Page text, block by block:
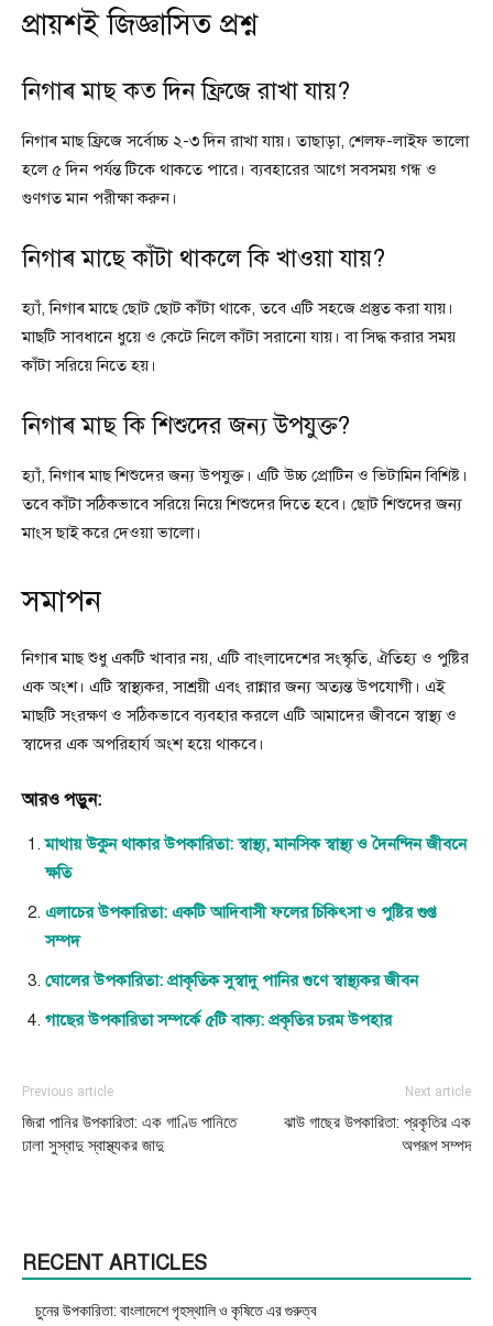
প্রায়শই জিজ্ঞাসিত প্রশ্ন
নিগাৰ মাছ কত দিন ফ্রিজে রাখা যায়?
নিগাৰ মাছ ফ্রিজে সর্বোচ্চ ২-৩ দিন রাখা যায়। তাছাড়া, শেলফ-লাইফ ভালো
হলে ৫ দিন পর্যন্ত টিকে থাকতে পারে। ব্যবহারের আগে সবসময় গন্ধ ও
গুণগত মান পরীক্ষা করুন।
নিগাৰ মাছে কাঁটা থাকলে কি খাওয়া যায়?
হ্যাঁ, নিগাৰ মাছে ছোট ছোট কাঁটা থাকে, তবে এটি সহজে প্রস্তুত করা যায়।
মাছটি সাবধানে ধুয়ে ও কেটে নিলে কাঁটা সরানো যায়। বা সিদ্ধ করার সময়
কাঁটা সরিয়ে নিতে হয়।
নিগাৰ মাছ কি শিশুদের জন্য উপযুক্ত?
হ্যাঁ, নিগাৰ মাছ শিশুদের জন্য উপযুক্ত। এটি উচ্চ প্রোটিন ও ভিটামিন বিশিষ্ট।
তবে কাঁটা সঠিকভাবে সরিয়ে নিয়ে শিশুদের দিতে হবে। ছোট শিশুদের জন্য
মাংস ছাই করে দেওয়া ভালো।
সমাপন
নিগাৰ মাছ শুধু একটি খাবার নয়, এটি বাংলাদেশের সংস্কৃতি, ঐতিহ্য ও পুষ্টির
এক অংশ। এটি স্বাস্থ্যকর, সাশ্রয়ী এবং রান্নার জন্য অত্যন্ত উপযোগী। এই
মাছটি সংরক্ষণ ও সঠিকভাবে ব্যবহার করলে এটি আমাদের জীবনে স্বাস্থ্য ও
স্বাদের এক অপরিহার্য অংশ হয়ে থাকবে।
আরও পড়ুন:
মাথায় উকুন থাকার উপকারিতা: স্বাস্থ্য, মানসিক স্বাস্থ্য ও দৈনন্দিন জীবনে
ক্ষতি
এলাচের উপকারিতা: একটি আদিবাসী ফলের চিকিৎসা ও পুষ্টির গুপ্ত
সম্পদ
ঘোলের উপকারিতা: প্রাকৃতিক সুস্বাদু পানির গুণে স্বাস্থ্যকর জীবন
গাছের উপকারিতা সম্পর্কে ৫টি বাক্য: প্রকৃতির চরম উপহার
Previous article
জিরা পানির উপকারিতা: এক গাণ্ডি পানিতে
ঢালা সুস্বাদু স্বাস্থ্যকর জাদু
Next article
ঝাউ গাছের উপকারিতা: প্রকৃতির এক
অপরূপ সম্পদ
RECENT ARTICLES
চুনের উপকারিতা: বাংলাদেশে গৃহস্থালি ও কৃষিতে এর গুরুত্ব